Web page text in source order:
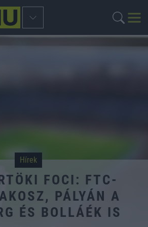
Hírek
FOCI: FTC-
PÁLYÁN A
ÉS BOLLÁÉK IS